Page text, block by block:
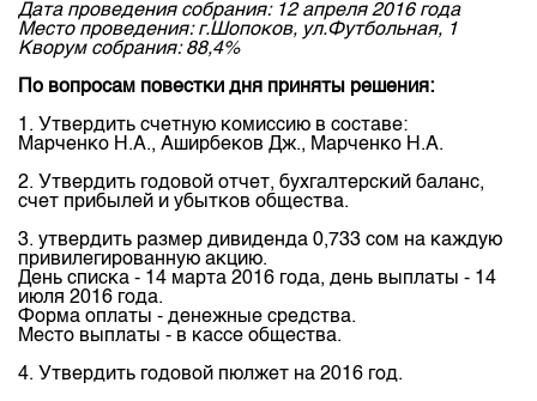
Общая информация
Акционеры
Внутренний аудитор
Комитеты
Участники торгов
Наши партнеры
Cтратегия развития
Направления
Товарно-сырьевой сектор
Листинг
Центр раскрытия информации
Тарифы
Аналитика
Финансовый рынок KG
Пресс-клуб
Нормативная база
Биржевая деятельность
Депозитарная деятельность
Центр раскрытия информации
Статистика торгов
Итоги последних торгов
Архив торгов
Индекс и Капитализация
Котировки по ЦБ
Котировки по драг. металлам
Расписание аукционов по ГЦБ
Учебный центр
Общая информация
План работы на год
Дата проведения собрания: 12 апреля 2016 года
Место проведения: г.Шопоков, ул.Футбольная, 1
Кворум собрания: 88,4%
По вопросам повестки дня приняты решения:
1. Утвердить счетную комиссию в составе:
Марченко Н.А., Аширбеков Дж., Марченко Н.А.
2. Утвердить годовой отчет, бухгалтерский баланс,
счет прибылей и убытков общества.
3. утвердить размер дивиденда 0,733 сом на каждую
привилегированную акцию.
День списка - 14 марта 2016 года, день выплаты - 14
июля 2016 года.
Форма оплаты - денежные средства.
Место выплаты - в кассе общества.
4. Утвердить годовой пюлжет на 2016 год.